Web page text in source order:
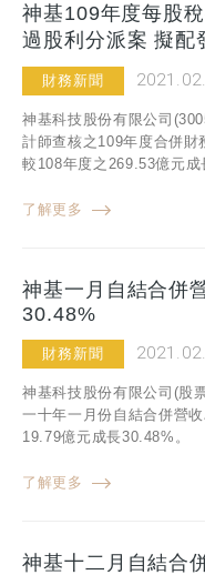
神基109年度每股
過股利分派案 擬配
財務新聞
神基科技股份有限公司
計師查核之109年度合併財
較108年度之269.53億元
了解更多
神基一月自結合併
30.48%
財務新聞
神基科技股份有限公司(股
一十年一月份自結合併營
19.79億元成長30.48%。
了解更多
神基十二月自結合